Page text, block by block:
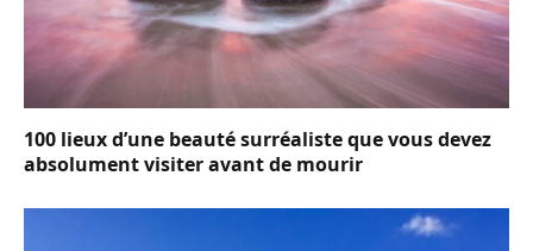
100 lieux d’une beauté surréaliste que vous devez
absolument visiter avant de mourir